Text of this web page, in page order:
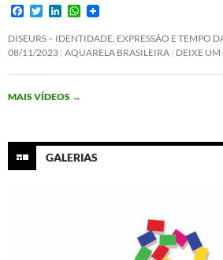
F
c
e
o
k
T
i
t
e
n
k
d
n
W
a
t
A
DISEURS – IDENTIDADE, EXPRESSÃO E TEMPO
08/11/2023 AQUARELA BRASILEIRA DEIXE
MAIS VÍDEOS →
GALERIAS